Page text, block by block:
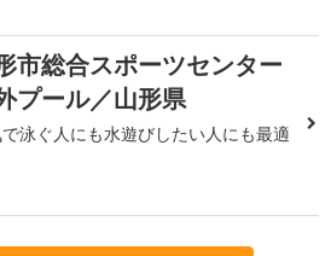
市総合スポーツセンター
プール／山形県
泳ぐ人にも水遊びしたい人にも最適